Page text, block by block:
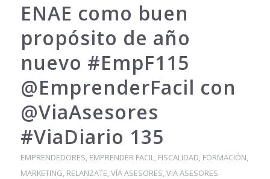
ENAE como buen
propósito de año
nuevo #EmpF115
@EmprenderFacil con
@ViaAsesores
#ViaDiario 135
EMPRENDEDORES, EMPRENDER FACIL, FISCALIDAD, FORMACIÓN,
MARKETING, RELANZATE,VÍA ASESORES,VIA ASESORES